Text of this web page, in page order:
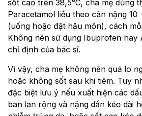
sốt cao trên 38,5°C, cha mẹ dùng
Paracetamol liều theo cân nặng 10
(uống hoặc đặt hậu môn), cách
Không nên sử dụng Ibuprofen hay
chỉ định của bác sĩ.
Vì vậy, cha mẹ không nên quá lo
hoặc không sốt sau khi tiêm. Tuy
đặc biệt lưu ý nếu xuất hiện các
ban lan rộng và nặng dần kéo dài